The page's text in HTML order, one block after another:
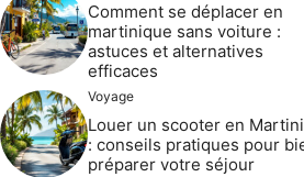
Comment se déplacer en
martinique sans voiture :
astuces et alternatives
efficaces
Voyage
Louer un scooter en
: conseils pratiques pour
préparer votre séjour